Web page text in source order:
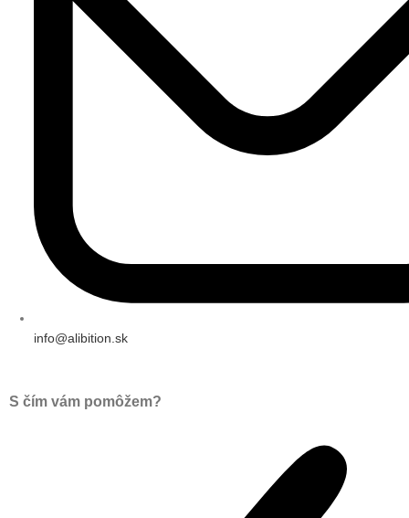
info@alibition.sk
S čím vám pomôžem?